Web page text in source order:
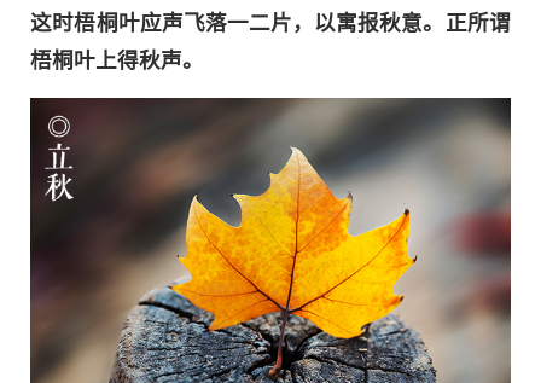
这时梧桐叶应声飞落一二片，以寓报秋意。正所谓
梧桐叶上得秋声。